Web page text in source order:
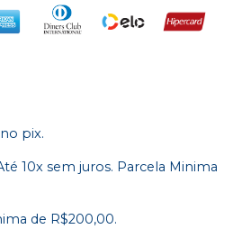
pix.
10x sem juros. Parcela Minima
de R$200,00.